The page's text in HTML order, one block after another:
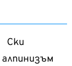
Ски
алпинизъм